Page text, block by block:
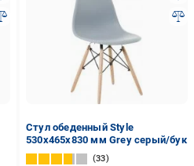
Стул обеденный Style
530x465x830 мм Grey серый/бук
33